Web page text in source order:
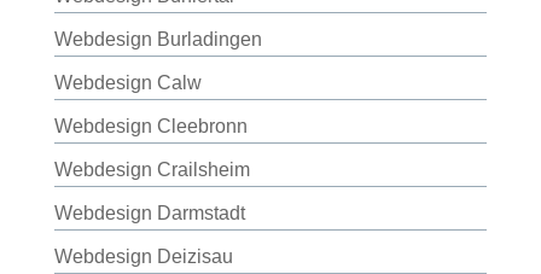
Webdesign Burladingen
Webdesign Calw
Webdesign Cleebronn
Webdesign Crailsheim
Webdesign Darmstadt
Webdesign Deizisau